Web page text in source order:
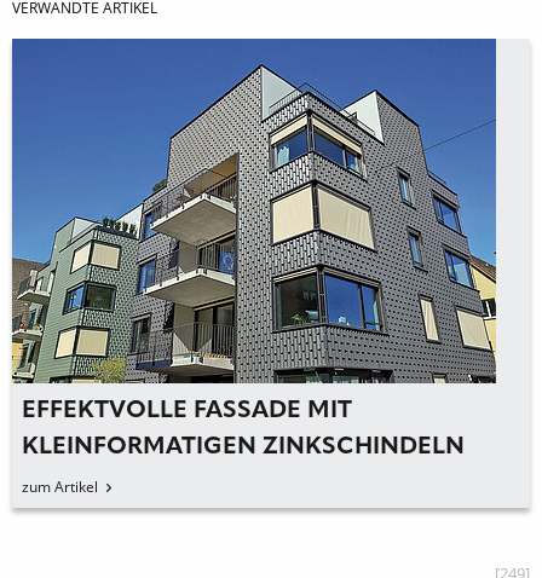
VERWANDTE ARTIKEL
EFFEKTVOLLE FASSADE MIT
KLEINFORMATIGEN ZINKSCHINDELN
zum Artikel
[249]